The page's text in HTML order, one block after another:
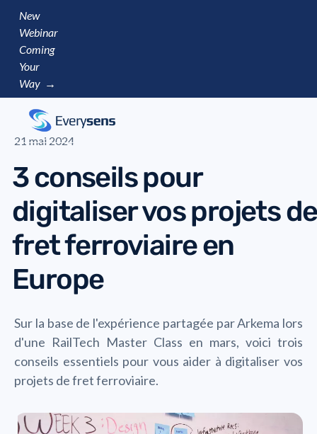
New
Webinar
Coming
Your
Way →
21 mai 2024
3 conseils pour
digitaliser vos projets de
fret ferroviaire en
Europe
Sur la base de l'expérience partagée par Arkema lors
d'une RailTech Master Class en mars, voici trois
conseils essentiels pour vous aider à digitaliser vos
projets de fret ferroviaire.